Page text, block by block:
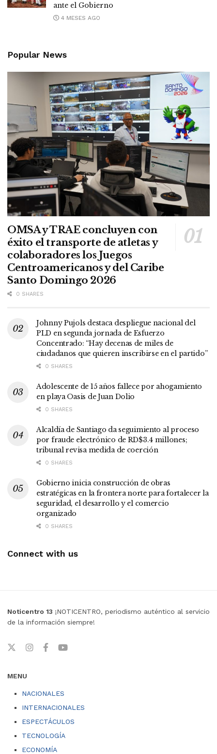
ante el Gobierno
4 MESES AGO
Popular News
OMSA y TRAE concluyen con
éxito el transporte de atletas y
colaboradores los Juegos
Centroamericanos y del Caribe
Santo Domingo 2026
0 SHARES
Johnny Pujols destaca despliegue nacional del
PLD en segunda jornada de Esfuerzo
Concentrado: “Hay decenas de miles de
ciudadanos que quieren inscribirse en el partido”
0 SHARES
Adolescente de 15 años fallece por ahogamiento
en playa Oasis de Juan Dolio
0 SHARES
Alcaldía de Santiago da seguimiento al proceso
por fraude electrónico de RD$3.4 millones;
tribunal revisa medida de coerción
0 SHARES
Gobierno inicia construcción de obras
estratégicas en la frontera norte para fortalecer la
seguridad, el desarrollo y el comercio
organizado
0 SHARES
Connect with us
Noticentro 13 ¡NOTICENTRO, periodismo auténtico al servicio
de la información siempre!
MENU
NACIONALES
INTERNACIONALES
ESPECTÁCULOS
TECNOLOGÍA
ECONOMÍA